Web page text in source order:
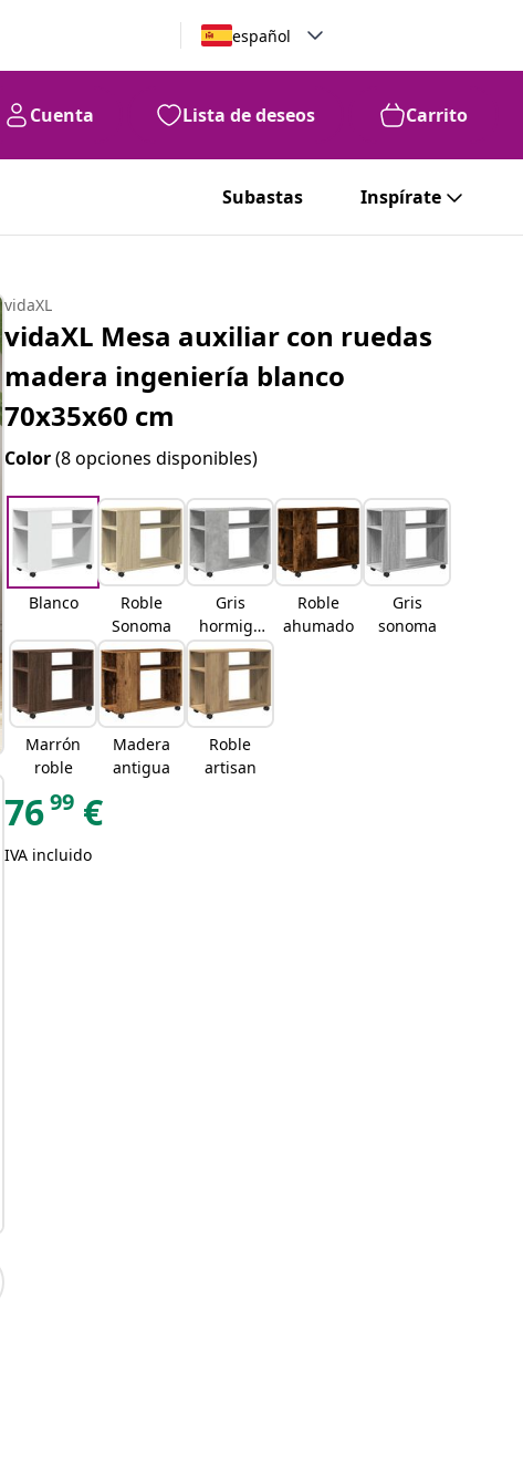
español
Cuenta Lista de deseos Carrito
Subastas Inspírate
vidaXL
vidaXL Mesa auxiliar con ruedas
madera ingeniería blanco
70x35x60 cm
Color(8 opciones disponibles)
Blanco
Roble
Sonoma
Gris
hormigó
n
Roble
ahumado
Gris
sonoma
Marrón
roble
Madera
antigua
Roble
artisan
7699 €
IVA incluido